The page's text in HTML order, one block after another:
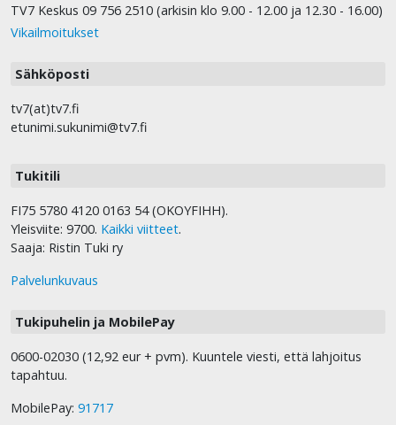
TV7 Keskus 09 756 2510 (arkisin klo 9.00 - 12.00 ja 12.30 - 16.00)
Vikailmoitukset
Sähköposti
tv7(at)tv7.fi
etunimi.sukunimi@tv7.fi
Tukitili
FI75 5780 4120 0163 54 (OKOYFIHH).
Yleisviite: 9700. Kaikki viitteet.
Saaja: Ristin Tuki ry
Palvelunkuvaus
Tukipuhelin ja MobilePay
0600-02030 (12,92 eur + pvm). Kuuntele viesti, että lahjoitus
tapahtuu.
MobilePay: 91717